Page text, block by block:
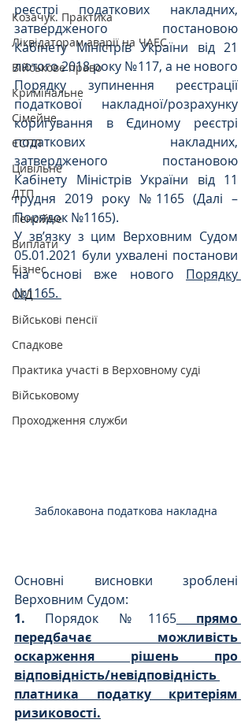
Козачук. Практика
Ліквідаторам аварії на ЧАЕС
Військове право
Кримінальне
Сімейне
ЄСПЛ
Цивільне
ДТП
Пенсійне
Виплати
Бізнес
ОГД
Військові пенсії
Спадкове
Практика участі в Верховному суді
Військовому
Проходження служби
реєстрі податкових накладних,
затвердженого постановою
Кабінету Міністрів України від 21
лютого 2018 року №117, а не нового
Порядку зупинення реєстрації
податкової накладної/розрахунку
коригування в Єдиному реєстрі
податкових накладних,
затвердженого постановою
Кабінету Міністрів України від 11
грудня 2019 року №1165 (Далі –
Порядок №1165).
У зв’язку з цим Верховним Судом
05.01.2021 були ухвалені постанови
на основі вже нового Порядку
№1165.
Заблокавона податкова накладна
Основні висновки зроблені
Верховним Судом:
1. Порядок №1165 прямо
передбачає можливість
оскарження рішень про
відповідність/невідповідність
платника податку критеріям
ризиковості.